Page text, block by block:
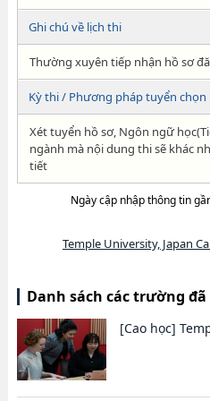
Ghi chú về lịch thi
Thường xuyên tiếp nhận hồ sơ
Kỳ thi / Phương pháp tuyển chọn
Xét tuyển hồ sơ, Ngôn ngữ
ngành mà nội dung thi sẽ khác
tiết
Ngày cập nhập thông tin
Temple University, Japan
Danh sách các trường
[Cao học]